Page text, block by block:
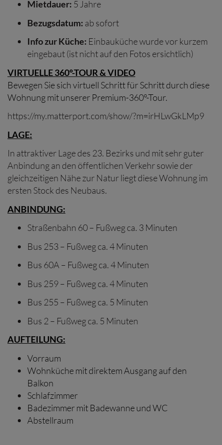
Mietdauer: 5 Jahre
Bezugsdatum: ab sofort
Info zur Küche: Einbauküche wurde vor kurzem
eingebaut (ist nicht auf den Fotos ersichtlich)
VIRTUELLE 360°-TOUR & VIDEO
Bewegen Sie sich virtuell Schritt für Schritt durch diese
Wohnung mit unserer Premium-360°-Tour.
https://my.matterport.com/show/?m=irHLwGkLMp9
LAGE:
In attraktiver Lage des 23. Bezirks und mit sehr guter
Anbindung an den öffentlichen Verkehr sowie der
gleichzeitigen Nähe zur Natur liegt diese Wohnung im
ersten Stock des Neubaus.
ANBINDUNG:
Straßenbahn 60 – Fußweg ca. 3 Minuten
Bus 253 – Fußweg ca. 4 Minuten
Bus 60A – Fußweg ca. 4 Minuten
Bus 259 – Fußweg ca. 4 Minuten
Bus 255 – Fußweg ca. 5 Minuten
Bus 2 – Fußweg ca. 5 Minuten
AUFTEILUNG:
Vorraum
Wohnküche mit direktem Ausgang auf den
Balkon
Schlafzimmer
Badezimmer mit Badewanne und WC
Abstellraum